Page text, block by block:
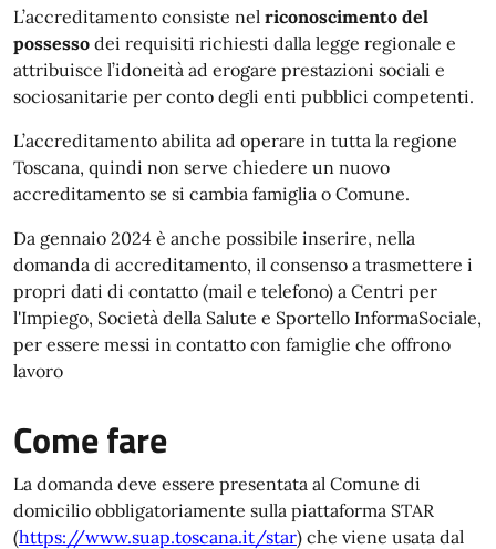
L’accreditamento consiste nel riconoscimento del
possesso dei requisiti richiesti dalla legge regionale e
attribuisce l’idoneità ad erogare prestazioni sociali e
sociosanitarie per conto degli enti pubblici competenti.
L’accreditamento abilita ad operare in tutta la regione
Toscana, quindi non serve chiedere un nuovo
accreditamento se si cambia famiglia o Comune.
Da gennaio 2024 è anche possibile inserire, nella
domanda di accreditamento, il consenso a trasmettere i
propri dati di contatto (mail e telefono) a Centri per
l'Impiego, Società della Salute e Sportello InformaSociale,
per essere messi in contatto con famiglie che offrono
lavoro
Come fare
La domanda deve essere presentata al Comune di
domicilio obbligatoriamente sulla piattaforma STAR
(https://www.suap.toscana.it/star) che viene usata dal